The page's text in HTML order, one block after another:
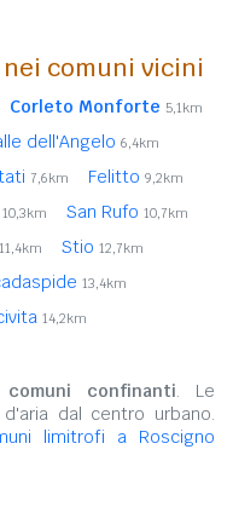
comuni vicini
Corleto Monforte 5,1km
dell'Angelo 6,4km
7,6km Felitto 9,2km
10,3km San Rufo 10,7km
11,4km Stio 12,7km
13,4km
14,2km
comuni confinanti. Le
dal centro urbano.
limitrofi a Roscigno